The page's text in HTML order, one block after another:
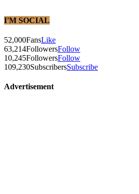
I'M SOCIAL
52,000FansLike
63,214FollowersFollow
10,245FollowersFollow
109,230SubscribersSubscribe
Advertisement